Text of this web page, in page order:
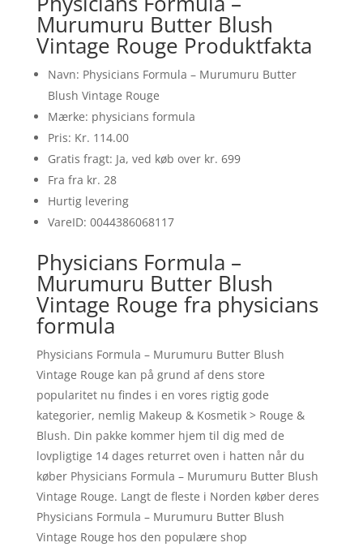
Murumuru Butter Blush
Vintage Rouge Produktfakta
Navn: Physicians Formula – Murumuru Butter
Blush Vintage Rouge
Mærke: physicians formula
Pris: Kr. 114.00
Gratis fragt: Ja, ved køb over kr. 699
Fra fra kr. 28
Hurtig levering
VareID: 0044386068117
Physicians Formula –
Murumuru Butter Blush
Vintage Rouge fra physicians
formula
Physicians Formula – Murumuru Butter Blush
Vintage Rouge kan på grund af dens store
popularitet nu findes i en vores rigtig gode
kategorier, nemlig Makeup & Kosmetik > Rouge &
Blush. Din pakke kommer hjem til dig med de
lovpligtige 14 dages returret oven i hatten når du
køber Physicians Formula – Murumuru Butter Blush
Vintage Rouge. Langt de fleste i Norden køber deres
Physicians Formula – Murumuru Butter Blush
Vintage Rouge hos den populære shop